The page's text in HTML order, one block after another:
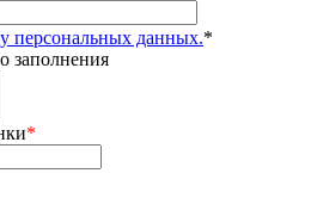
персональных данных.*
заполнения
*